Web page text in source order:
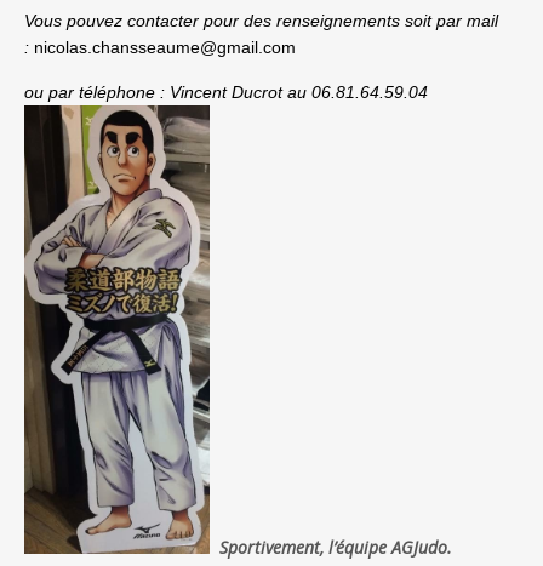
Vous pouvez contacter pour des renseignements soit par mail
: nicolas.chansseaume@gmail.com
ou par téléphone : Vincent Ducrot au 06.81.64.59.04
Sportivement, l’équipe AGJudo.